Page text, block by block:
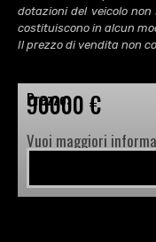
dotazioni del veicolo
costituiscono in alcun
Il prezzo di vendita non
Prezzo:
90000 €
Vuoi maggiori